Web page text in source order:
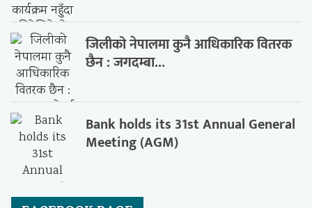
जिलीको नेपालमा कुनै आधिकारिक वितरक
छैन : जगदम्बा...
Bank holds its 31st Annual General
Meeting (AGM)